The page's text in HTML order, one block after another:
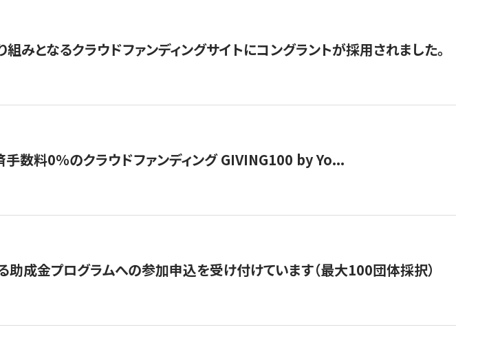
みとなるクラウドファンディングサイトにコングラントが採用されました。
数料0％のクラウドファンディング GIVING100 by Yo...
成金プログラムへの参加申込を受け付けています（最大100団体採択）